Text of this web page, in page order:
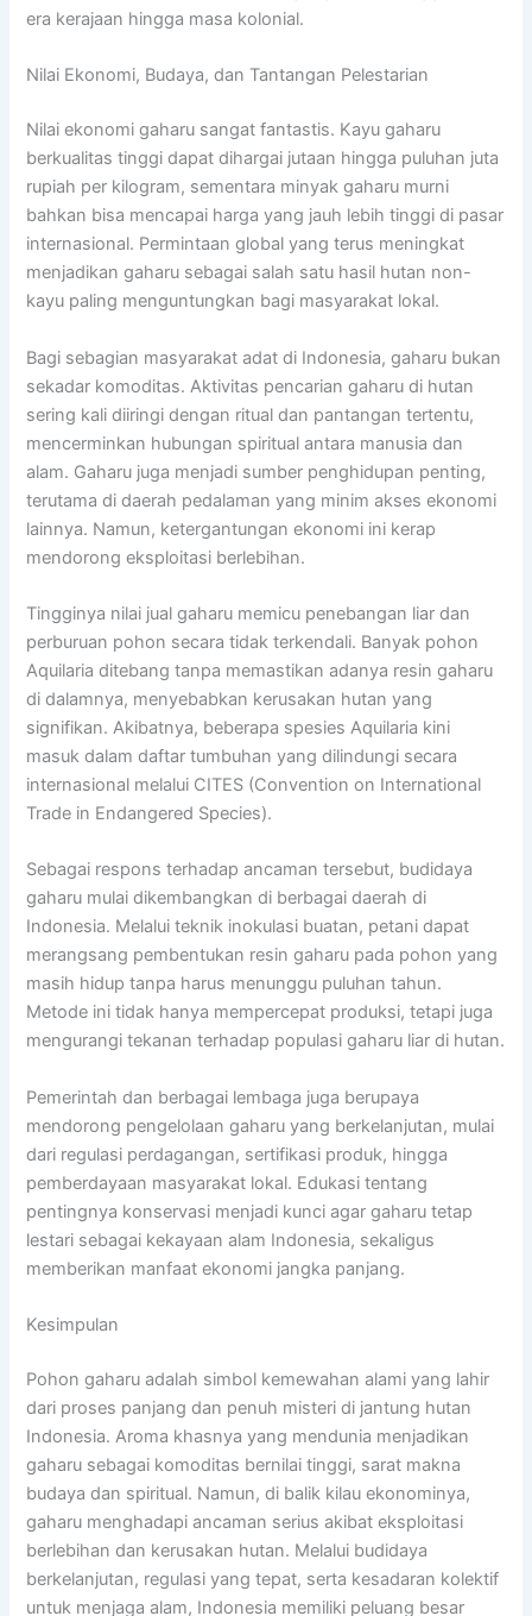
era kerajaan hingga masa kolonial.
Nilai Ekonomi, Budaya, dan Tantangan Pelestarian
Nilai ekonomi gaharu sangat fantastis. Kayu gaharu
berkualitas tinggi dapat dihargai jutaan hingga puluhan juta
rupiah per kilogram, sementara minyak gaharu murni
bahkan bisa mencapai harga yang jauh lebih tinggi di pasar
internasional. Permintaan global yang terus meningkat
menjadikan gaharu sebagai salah satu hasil hutan non-
kayu paling menguntungkan bagi masyarakat lokal.
Bagi sebagian masyarakat adat di Indonesia, gaharu bukan
sekadar komoditas. Aktivitas pencarian gaharu di hutan
sering kali diiringi dengan ritual dan pantangan tertentu,
mencerminkan hubungan spiritual antara manusia dan
alam. Gaharu juga menjadi sumber penghidupan penting,
terutama di daerah pedalaman yang minim akses ekonomi
lainnya. Namun, ketergantungan ekonomi ini kerap
mendorong eksploitasi berlebihan.
Tingginya nilai jual gaharu memicu penebangan liar dan
perburuan pohon secara tidak terkendali. Banyak pohon
Aquilaria ditebang tanpa memastikan adanya resin gaharu
di dalamnya, menyebabkan kerusakan hutan yang
signifikan. Akibatnya, beberapa spesies Aquilaria kini
masuk dalam daftar tumbuhan yang dilindungi secara
internasional melalui CITES (Convention on International
Trade in Endangered Species).
Sebagai respons terhadap ancaman tersebut, budidaya
gaharu mulai dikembangkan di berbagai daerah di
Indonesia. Melalui teknik inokulasi buatan, petani dapat
merangsang pembentukan resin gaharu pada pohon yang
masih hidup tanpa harus menunggu puluhan tahun.
Metode ini tidak hanya mempercepat produksi, tetapi juga
mengurangi tekanan terhadap populasi gaharu liar di hutan.
Pemerintah dan berbagai lembaga juga berupaya
mendorong pengelolaan gaharu yang berkelanjutan, mulai
dari regulasi perdagangan, sertifikasi produk, hingga
pemberdayaan masyarakat lokal. Edukasi tentang
pentingnya konservasi menjadi kunci agar gaharu tetap
lestari sebagai kekayaan alam Indonesia, sekaligus
memberikan manfaat ekonomi jangka panjang.
Kesimpulan
Pohon gaharu adalah simbol kemewahan alami yang lahir
dari proses panjang dan penuh misteri di jantung hutan
Indonesia. Aroma khasnya yang mendunia menjadikan
gaharu sebagai komoditas bernilai tinggi, sarat makna
budaya dan spiritual. Namun, di balik kilau ekonominya,
gaharu menghadapi ancaman serius akibat eksploitasi
berlebihan dan kerusakan hutan. Melalui budidaya
berkelanjutan, regulasi yang tepat, serta kesadaran kolektif
untuk menjaga alam, Indonesia memiliki peluang besar